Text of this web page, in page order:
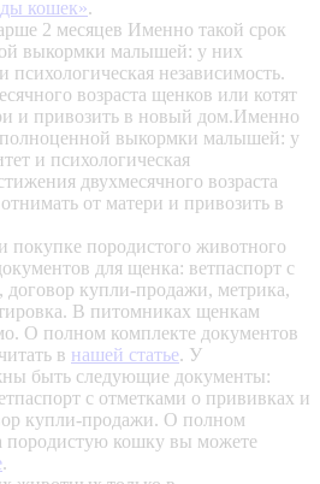
кошек».
2 месяцев Именно такой срок
выкормки малышей: у них
независимость.
возраста щенков или котят
и привозить в новый дом.Именно
полноценной выкормки малышей: у
и психологическая
двухмесячного возраста
от матери и привозить в
покупке породистого животного
для щенка: ветпаспорт с
купли-продажи, метрика,
В питомниках щенкам
О полном комплекте документов
в нашей статье. У
быть следующие документы:
с отметками о прививках и
купли-продажи. О полном
породистую кошку вы можете
.